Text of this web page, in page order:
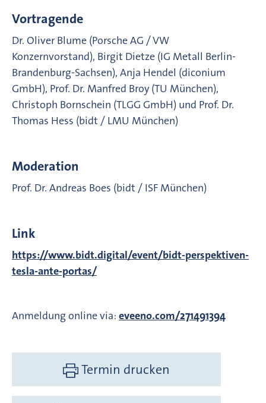
Vortragende
Dr. Oliver Blume (Porsche AG / VW
Konzernvorstand), Birgit Dietze (IG Metall Berlin-
Brandenburg-Sachsen), Anja Hendel (diconium
GmbH), Prof. Dr. Manfred Broy (TU München),
Christoph Bornschein (TLGG GmbH) und Prof. Dr.
Thomas Hess (bidt / LMU München)
Moderation
Prof. Dr. Andreas Boes (bidt / ISF München)
Link
https://www.bidt.digital/event/bidt-perspektiven-
tesla-ante-portas/
Anmeldung online via: eveeno.com/271491394
Termin drucken